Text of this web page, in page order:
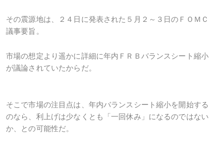
その震源地は、２４日に発表された５月２～３日のＦＯＭＣ
議事要旨。
市場の想定より遥かに詳細に年内ＦＲＢバランスシート縮小
が議論されていたからだ。
そこで市場の注目点は、年内バランスシート縮小を開始する
のなら、利上げは少なくとも「一回休み」になるのではない
か、との可能性だ。